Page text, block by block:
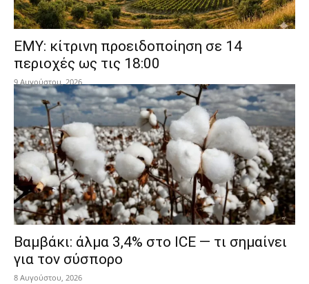
ΕΜΥ: κίτρινη προειδοποίηση σε 14
περιοχές ως τις 18:00
9 Αυγούστου, 2026
Βαμβάκι: άλμα 3,4% στο ICE — τι σημαίνει
για τον σύσπορο
8 Αυγούστου, 2026